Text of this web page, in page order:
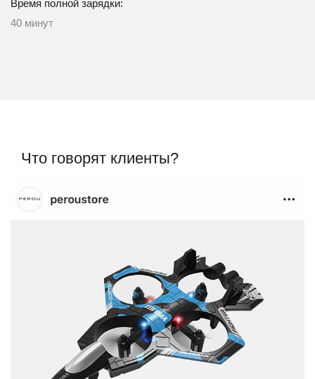
Время полной зарядки:
40 минут
Что говорят клиенты?